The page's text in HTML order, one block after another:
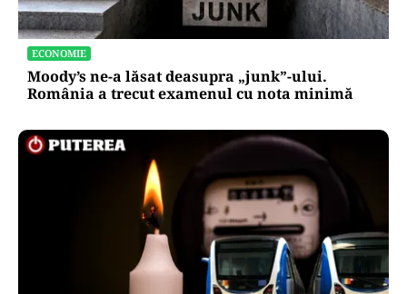
ECONOMIE
Moody’s ne-a lăsat deasupra „junk”-ului.
România a trecut examenul cu nota minimă